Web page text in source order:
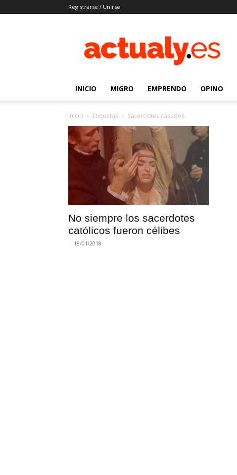
Registrarse / Unirse
|
Noticias
venezolanos
INICIO MIGRO EMPRENDO OPINO
Inicio Etiquetas Sacerdotes casados
No siempre los sacerdotes
católicos fueron célibes
- 18/01/2018